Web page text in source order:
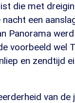
die met
een
Panorama
voorbeeld wel
en zendtijd
van